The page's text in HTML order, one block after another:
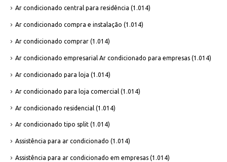
Ar condicionado central para residência (1.014)
Ar condicionado compra e instalação (1.014)
Ar condicionado comprar (1.014)
Ar condicionado empresarial Ar condicionado para empresas (1.014)
Ar condicionado para loja (1.014)
Ar condicionado para loja comercial (1.014)
Ar condicionado residencial (1.014)
Ar condicionado tipo split (1.014)
Assistência para ar condicionado (1.014)
Assistência para ar condicionado em empresas (1.014)